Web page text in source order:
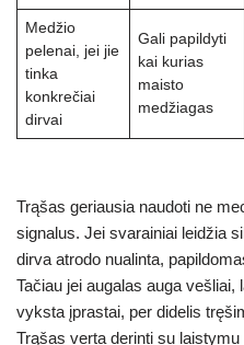
Medžio
pelenai, jei jie
tinka
konkrečiai
dirvai
Gali papildyti
kai kurias
maisto
medžiagas
Trąšas geriausia naudoti ne
signalus. Jei svarainiai leidžia
dirva atrodo nualinta,
Tačiau jei augalas auga vešliai,
vyksta įprastai, per didelis
Trąšas verta derinti su